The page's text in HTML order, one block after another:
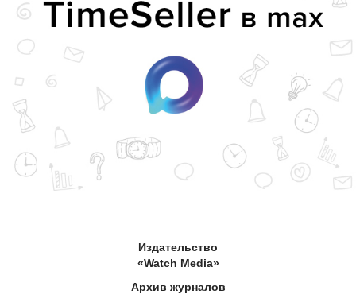
Издательство
«Watch Media»
Архив журналов